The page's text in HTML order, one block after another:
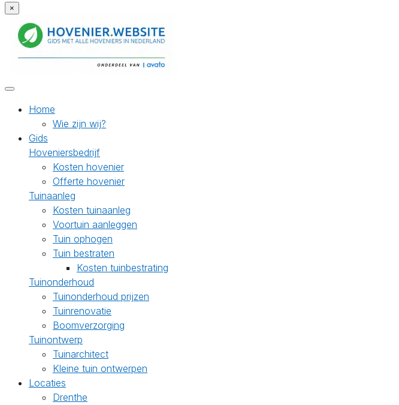
×
Home
Wie zijn wij?
Gids
Hoveniersbedrijf
Kosten hovenier
Offerte hovenier
Tuinaanleg
Kosten tuinaanleg
Voortuin aanleggen
Tuin ophogen
Tuin bestraten
Kosten tuinbestrating
Tuinonderhoud
Tuinonderhoud prijzen
Tuinrenovatie
Boomverzorging
Tuinontwerp
Tuinarchitect
Kleine tuin ontwerpen
Locaties
Drenthe